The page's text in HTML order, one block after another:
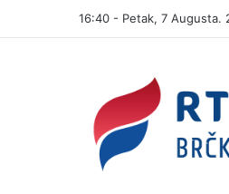
16:40 - Petak, 7 Augusta.